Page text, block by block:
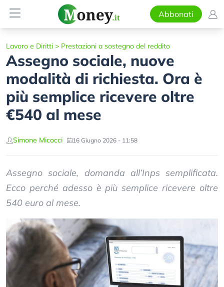
Abbonati
Lavoro e Diritti > Prestazioni a sostegno del reddito
Assegno sociale, nuove
modalità di richiesta. Ora è
più semplice ricevere oltre
€540 al mese
Simone Micocci 16 Giugno 2026 - 11:58
Assegno sociale, domanda all’Inps semplificata.
Ecco perché adesso è più semplice ricevere oltre
540 euro al mese.